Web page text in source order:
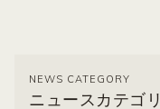
NEWS CATEGORY
ニュースカテゴリ